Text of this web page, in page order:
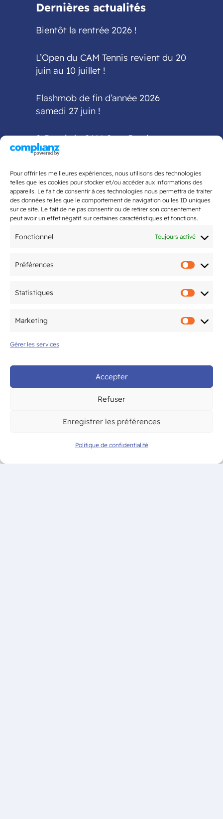
Pour offrir les meilleures expériences, nous utilisons des technologies
telles que les cookies pour stocker et/ou accéder aux informations des
appareils. Le fait de consentir à ces technologies nous permettra de traiter
des données telles que le comportement de navigation ou les ID uniques
sur ce site. Le fait de ne pas consentir ou de retirer son consentement
peut avoir un effet négatif sur certaines caractéristiques et fonctions.
Fonctionnel Toujours activé
Préférences
Statistiques
Marketing
Gérer les services
Accepter
Refuser
Enregistrer les préférences
Politique de confidentialité
Dernières actualités
Bientôt la rentrée 2026 !
L’Open du CAM Tennis revient du 20
juin au 10 juillet !
Flashmob de fin d’année 2026
samedi 27 juin !
2-3 mai : le CAM Gym Bordeaux
accueille la finale
Fédéral Régional
5ème édition du Tournoi National
organisé par le CAM Tennis de Table
réservés